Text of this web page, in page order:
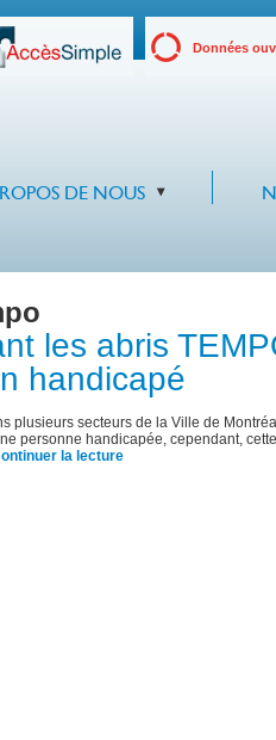
Données
DE NOUS
les abris
handicapé
plusieurs secteurs de la Ville de
personne handicapée, cependant,
la lecture